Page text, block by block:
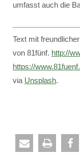
umfasst auch die
Text mit
von 81fünf. http://
https://
via Unsplash.